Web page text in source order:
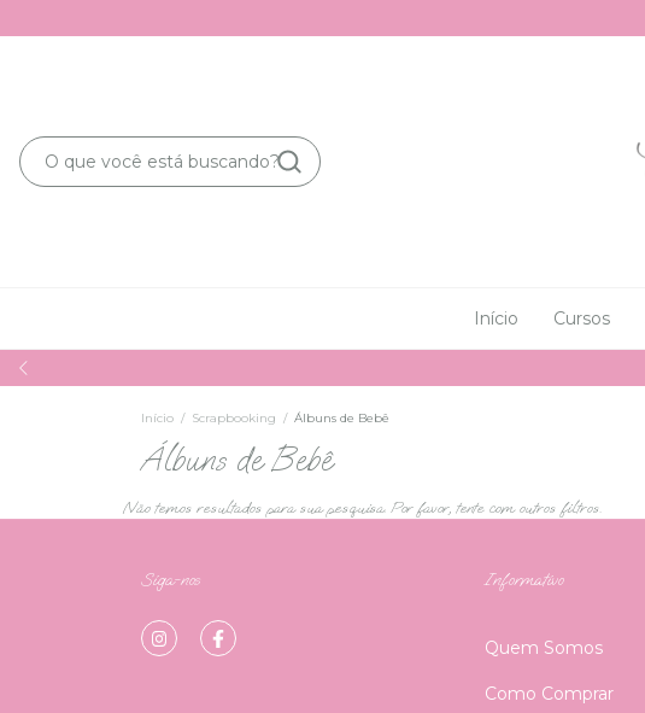
Início Cursos
Início / Scrapbooking / Álbuns de Bebê
Álbuns de Bebê
Não temos resultados para sua pesquisa. Por favor, tente com outros filtros.
Siga-nos Informativo
Quem Somos
Como Comprar